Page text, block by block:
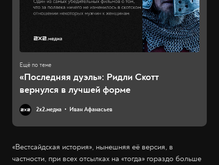
«Последняя дуэль»: Ридли Скотт
вернулся в лучшей форме
2х2.медиа Иван Афанасьев
«Вестсайдская история», нынешняя её версия, в
частности, при всех отсылках на «тогда» гораздо больше